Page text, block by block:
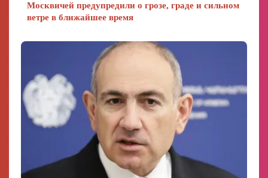
Москвичей предупредили о грозе, граде и сильном
ветре в ближайшее время